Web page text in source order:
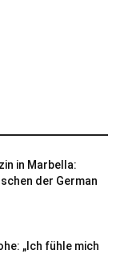
in Marbella:
der German
„Ich fühle mich